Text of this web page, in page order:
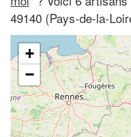
49140 (Pays-de-la-
+
−